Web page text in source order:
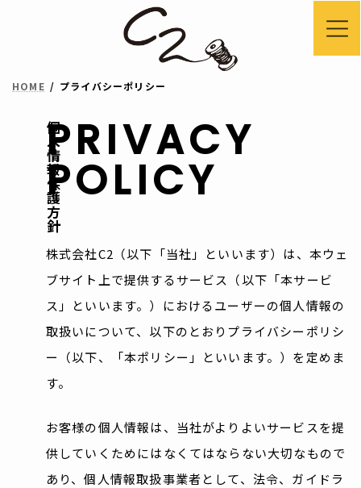
HOME プライバシーポリシー
個人情報保護方針
PRIVACY
POLICY
株式会社C2（以下「当社」といいます）は、本ウェ
ブサイト上で提供するサービス（以下「本サービ
ス」といいます。）におけるユーザーの個人情報の
取扱いについて、以下のとおりプライバシーポリシ
ー（以下、「本ポリシー」といいます。）を定めま
す。
お客様の個人情報は、当社がよりよいサービスを提
供していくためにはなくてはならない大切なもので
あり、個人情報取扱事業者として、法令、ガイドラ